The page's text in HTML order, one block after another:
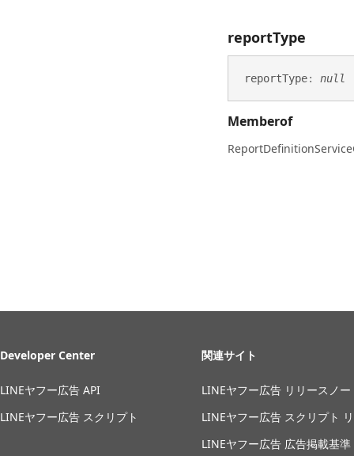
reportType
reportType: null
Memberof
Developer Center
LINEヤフー広告 API
LINEヤフー広告 スクリプト
関連サイト
LINEヤフー広告 リリースノー
LINEヤフー広告 スクリプト
LINEヤフー広告 広告掲載基準